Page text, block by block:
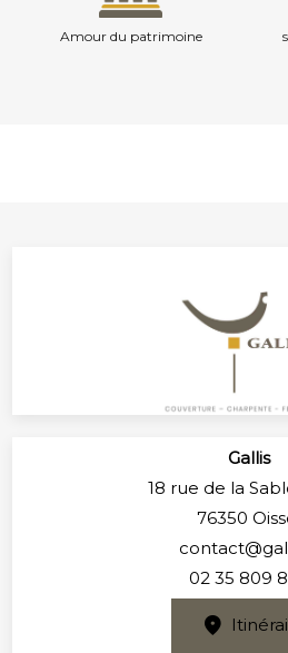
Amour du patrimoine
Gallis
18 rue de la
76350
02 35 809